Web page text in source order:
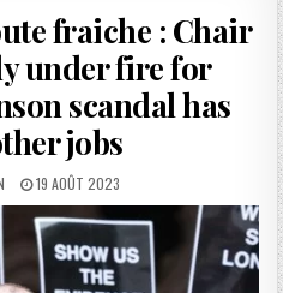
fraiche : Chair
under fire for
scandal has
jobs
PUBLISHED
DATE:
19 AOÛT 2023